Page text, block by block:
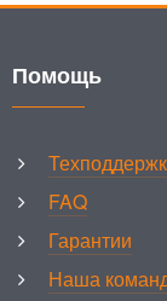
Помощь
FAQ
Гарантии
Наша